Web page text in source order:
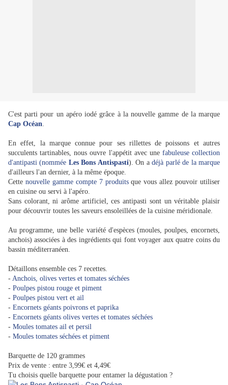
C'est parti pour un apéro iodé grâce à la nouvelle gamme de la marque
Cap Océan.
En effet, la marque connue pour ses rillettes de poissons et autres
succulents tartinables, nous ouvre l'appétit avec une fabuleuse collection
d'antipasti (nommée Les Bons Antispasti). On adéjà parlé de la marque
d'ailleurs l'an dernier, à la même époque.
Cette nouvelle gamme compte 7 produitsque vous allez pouvoir utiliser
en cuisine ou servi à l'apéro.
Sans colorant, ni arôme artificiel, ces antipasti sont un véritable plaisir
pour découvrir toutes les saveurs ensoleillées de la cuisine méridionale.
Au programme, une belle variété d'espèces (moules, poulpes, encornets,
anchois) associées à des ingrédients qui font voyager aux quatre coins du
bassin méditerranéen.
Détaillons ensemble ces 7 recettes.
- Anchois, olives vertes et tomates séchées
- Poulpes pistou rouge et piment
- Poulpes pistou vert et ail
- Encornets géants poivrons et paprika
- Encornets géants olives vertes et tomates séchées
- Moules tomates ail et persil
- Moules tomates séchées et piment
Barquette de 120 grammes
Prix de vente : entre 3,99€ et 4,49€
Tu choisis quelle barquette pour entamer la dégustation ?